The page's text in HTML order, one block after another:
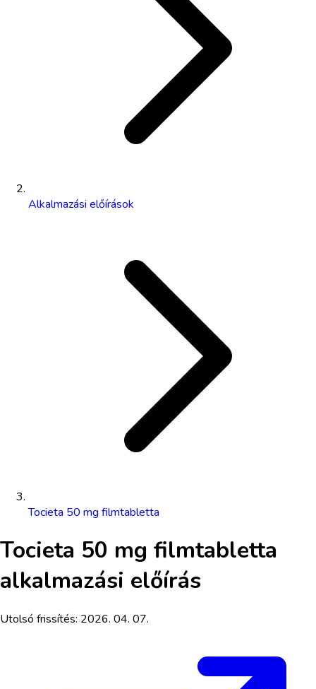
Alkalmazási előírások
Tocieta 50 mg filmtabletta
Tocieta 50 mg filmtabletta
alkalmazási előírás
Utolsó frissítés: 2026. 04. 07.